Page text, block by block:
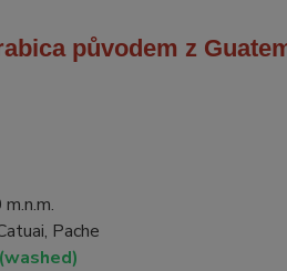
původem z
Pache
(washed)